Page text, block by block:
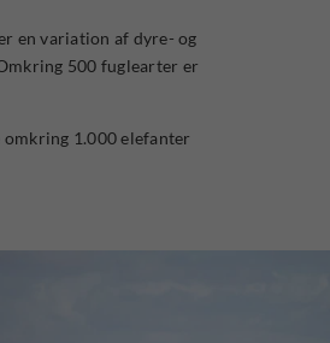
en variation af dyre- og
500 fuglearter er
1.000 elefanter